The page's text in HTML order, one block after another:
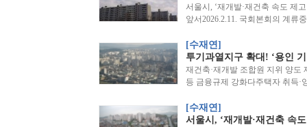
서울시, ‘재개발·재건축 속도 제
앞서2026.2.11. 국회본회의 계류
[수재연]
투기과열지구 확대! ‘용인
재건축·재개발 조합원 지위 양도
등 금융규제 강화다주택자 취득
[수재연]
서울시, ‘재개발·재건축 속